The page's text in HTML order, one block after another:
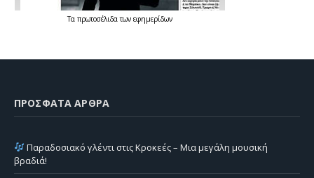
Τα πρωτοσέλιδατων εφημερίδων
ΠΡΌΣΦΑΤΑ ΆΡΘΡΑ
Παραδοσιακό γλέντι στις Κροκεές – Μια μεγάλη μουσική
βραδιά!